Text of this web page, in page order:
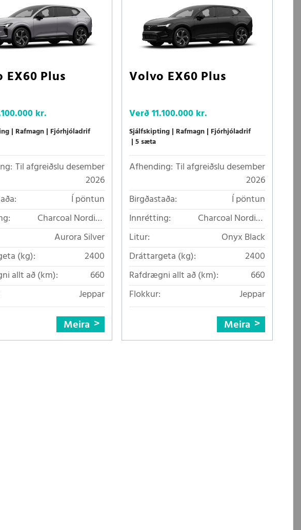
EX60 Plus
kr.
Rafmagn Fjórhjóladrif
Til afgreiðslu desember
2026
Í pöntun
Charcoal Nordico
áklæði
Aurora Silver
(kg):
2400
allt að (km):
660
Jeppar
Meira
Volvo EX60 Plus
Verð11.100.000 kr.
Sjálfskipting Rafmagn Fjórhjóladrif
5 sæta
Afhending: Til afgreiðslu desember
2026
Birgðastaða:
Í pöntun
Innrétting:
Charcoal Nordico
áklæði
Litur:
Onyx Black
Dráttargeta (kg):
2400
Rafdrægni allt að (km):
660
Flokkur:
Jeppar
Meira